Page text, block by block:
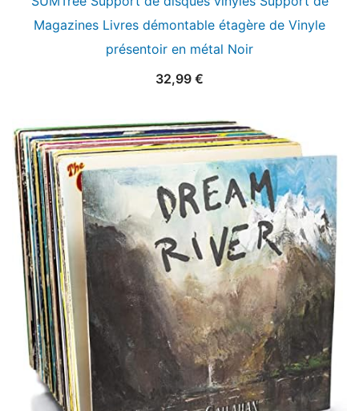
Magazines Livres démontable étagère de Vinyle
présentoir en métal Noir
32,99 €